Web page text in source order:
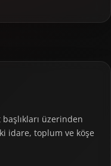
üzerinden
idare, toplum ve köşe